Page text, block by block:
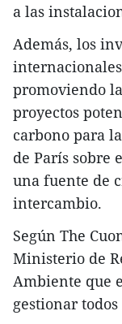
a las
Además, los
promoviendo
proyectos
carbono para
de París sobre
una fuente de
intercambio.
Según The
Ministerio de
Ambiente que
gestionar